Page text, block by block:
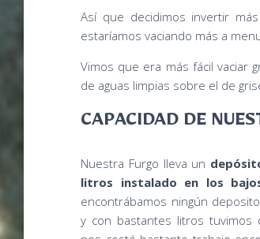
Así que decidimos invertir
estaríamos vaciando más a
Vimos que era más fácil vaciar
de aguas limpias sobre el de
CAPACIDAD DE
Nuestra Furgo lleva un
litros instalado en los
encontrábamos ningún
y con bastantes litros tuvimos